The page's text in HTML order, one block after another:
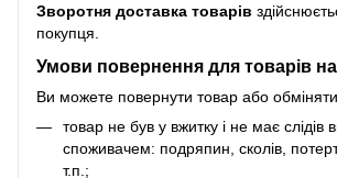
Зворотня доставка товарів
покупця.
Умови повернення для товарів
Ви можете повернути товар або
товар не був у вжитку і не має слідів
споживачем: подряпин, сколів,
т.п.;